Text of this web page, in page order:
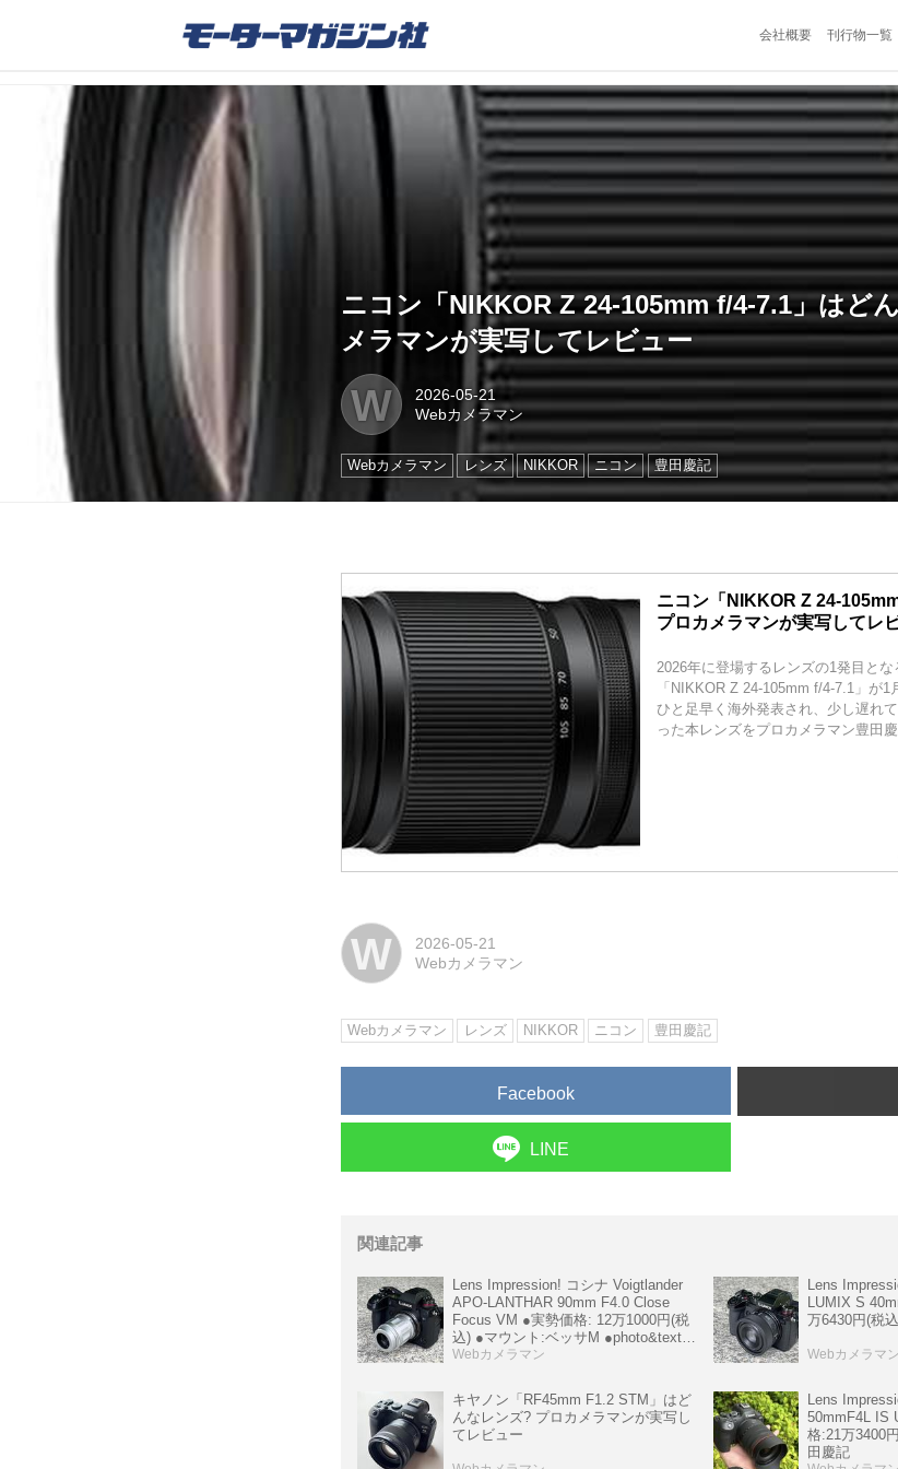
会社概要 刊行物一覧
ニコン「NIKKOR Z 24-105mm f/4-7.1」はど
メラマンが実写してレビュー
W
2026-05-21
Webカメラマン
Webカメラマン レンズ NIKKOR ニコン 豊田慶記
ニコン「NIKKOR Z 24-
プロカメラマンが実写してレ
2026年に登場するレンズの1発目と
「NIKKOR Z 24-105mm f/4-7.1」が
ひと足早く海外発表され、少し遅れ
った本レンズをプロカメラマン豊田
W
2026-05-21
Webカメラマン
Webカメラマン レンズ NIKKOR ニコン 豊田慶記
Facebook
LINE
関連記事
Lens Impression! コシナ Voigtlander
APO-LANTHAR 90mm F4.0 Close
Focus VM ●実勢価格: 12万1000円(税
込) ●マウント:ベッサM ●photo&text:
豊田慶記
Webカメラマン
Lens
LUMIX S
万6430円(税
Webカメラマン
キヤノン「RF45mm F1.2 STM」はど
んなレンズ? プロカメラマンが実写し
てレビュー
Lens
50mmF4L IS
格:21万3400
田慶記